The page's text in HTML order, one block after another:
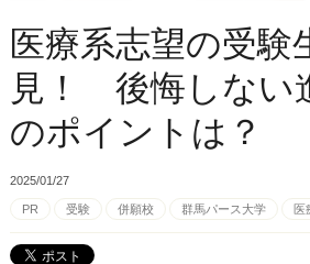
医療系志望の受験
見！ 後悔しない
のポイントは？
2025/01/27
PR 受験 併願校 群馬パース大学 医